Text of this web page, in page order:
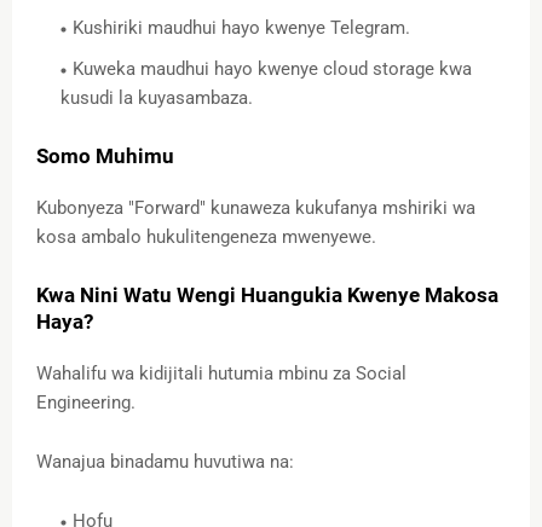
Kushiriki maudhui hayo kwenye Telegram.
Kuweka maudhui hayo kwenye cloud storage kwa
kusudi la kuyasambaza.
Somo Muhimu
Kubonyeza "Forward" kunaweza kukufanya mshiriki wa
kosa ambalo hukulitengeneza mwenyewe.
Kwa Nini Watu Wengi Huangukia Kwenye Makosa
Haya?
Wahalifu wa kidijitali hutumia mbinu za Social
Engineering.
Wanajua binadamu huvutiwa na:
Hofu